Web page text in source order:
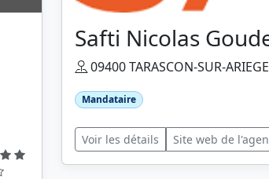
Safti Nicolas
09400 TARASCON-SUR-ARIEGE
Mandataire
Voir les détails Site web de